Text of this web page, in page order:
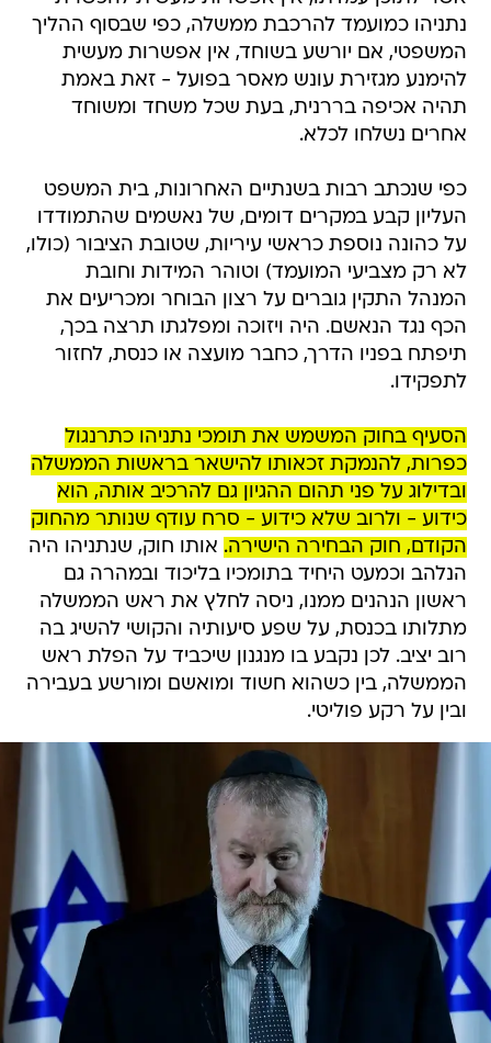
נתניהו כמועמד להרכבת ממשלה, כפי שבסוף ההליך
המשפטי, אם יורשע בשוחד, אין אפשרות מעשית
להימנע מגזירת עונש מאסר בפועל - זאת באמת
תהיה אכיפה בררנית, בעת שכל משחד ומשוחד
אחרים נשלחו לכלא.
כפי שנכתב רבות בשנתיים האחרונות, בית המשפט
העליון קבע במקרים דומים, של נאשמים שהתמודדו
על כהונה נוספת כראשי עיריות, שטובת הציבור (כולו,
לא רק מצביעי המועמד) וטוהר המידות וחובת
המנהל התקין גוברים על רצון הבוחר ומכריעים את
הכף נגד הנאשם. היה ויזוכה ומפלגתו תרצה בכך,
תיפתח בפניו הדרך, כחבר מועצה או כנסת, לחזור
לתפקידו.
הסעיף בחוק המשמש את תומכי נתניהו כתרנגול
כפרות, להנמקת זכאותו להישאר בראשות הממשלה
ובדילוג על פני תהום ההגיון גם להרכיב אותה, הוא
כידוע - ולרוב שלא כידוע - סרח עודף שנותר מהחוק
הקודם, חוק הבחירה הישירה. אותו חוק, שנתניהו היה
הנלהב וכמעט היחיד בתומכיו בליכוד ובמהרה גם
ראשון הנהנים ממנו, ניסה לחלץ את ראש הממשלה
מתלותו בכנסת, על שפע סיעותיה והקושי להשיג בה
רוב יציב. לכן נקבע בו מנגנון שיכביד על הפלת ראש
הממשלה, בין כשהוא חשוד ומואשם ומורשע בעבירה
ובין על רקע פוליטי.